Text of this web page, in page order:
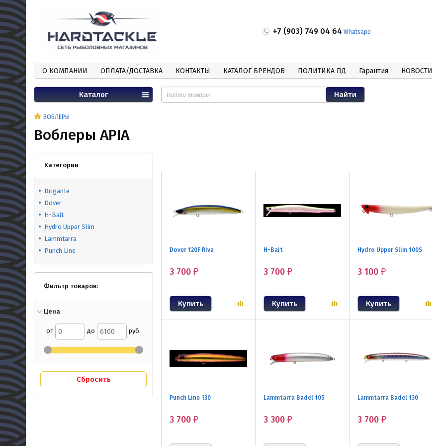
+7 (903) 749 04 64 Whatsapp
О КОМПАНИИ ОПЛАТА/ДОСТАВКА КОНТАКТЫ КАТАЛОГ БРЕНДОВ ПОЛИТИКА ПД Гарантия НОВОСТИ
Каталог
ВОБЛЕРЫ
Воблеры APIA
Категории
Brigante
Dover
H-Bait
Hydro Upper Slim
Lammtarra
Punch Line
Фильтр товаров:
Цена
от до руб.
Dover 120F Riva
3 700 ₽
H-Bait
3 700₽
Hydro Upper Slim 100S
3 100₽
Punch Line 130
3 700 ₽
Lammtarra Badel 105
3 300₽
Lammtarra Badel 130
3 700₽